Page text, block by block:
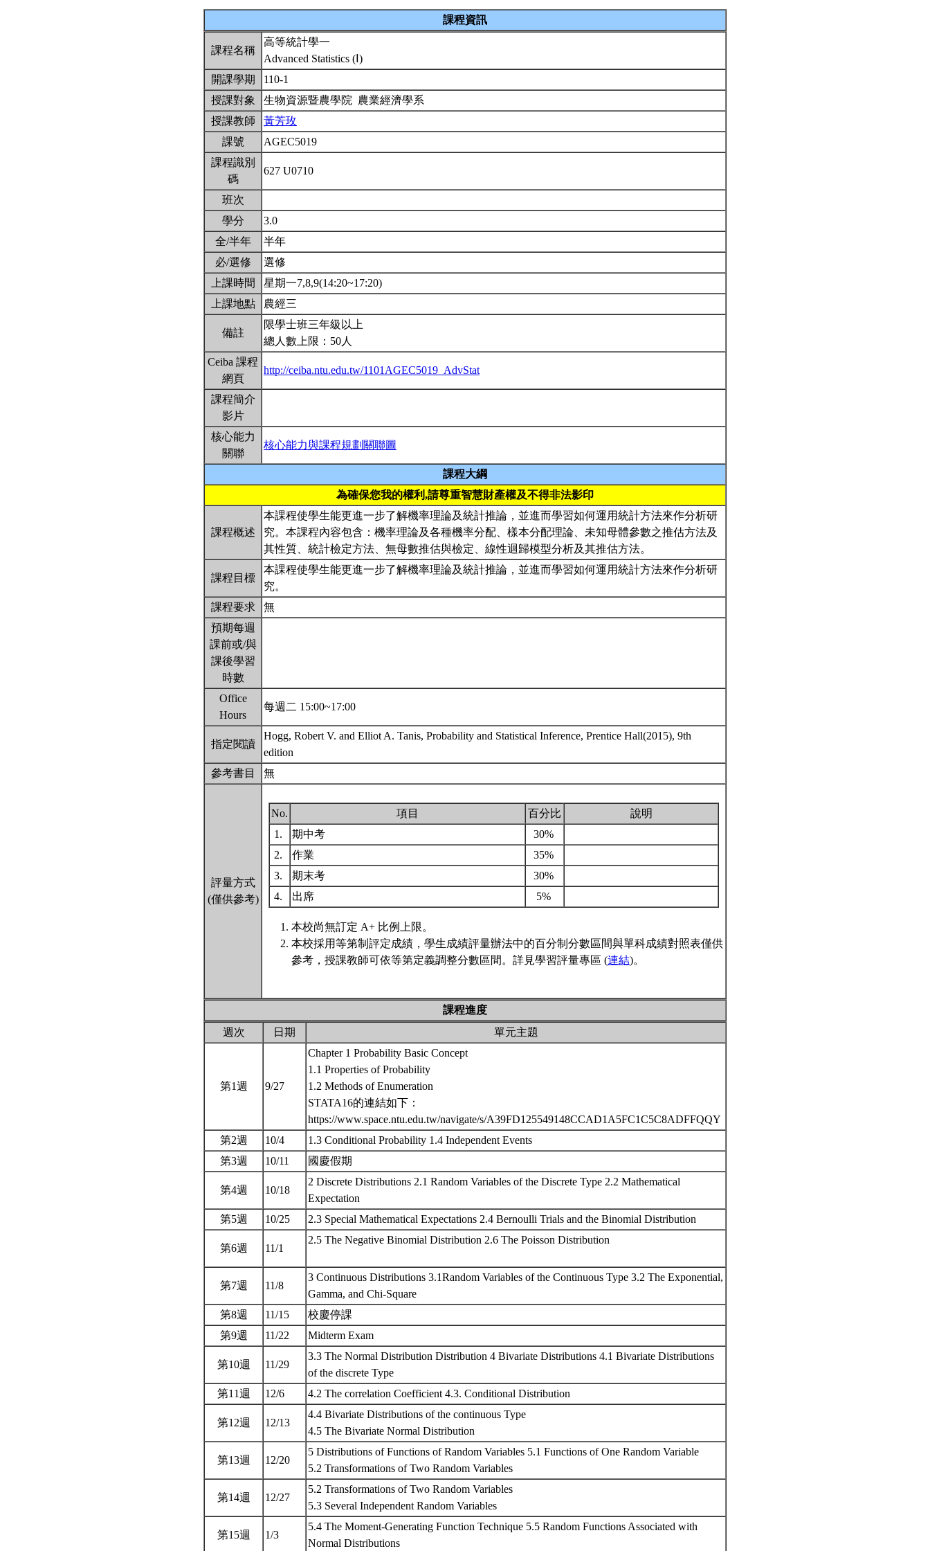
課程資訊
課程名稱
高等統計學一
Advanced Statistics (Ⅰ)
開課學期
110-1
授課對象
生物資源暨農學院 農業經濟學系
授課教師
黃芳玫
課號
AGEC5019
課程識別
碼
627 U0710
班次
學分
3.0
全/半年
半年
必/選修
選修
上課時間
星期一7,8,9(14:20~17:20)
上課地點
農經三
備註
限學士班三年級以上
總人數上限：50人
Ceiba 課程
網頁
http://ceiba.ntu.edu.tw/1101AGEC5019_AdvStat
課程簡介
影片
核心能力
關聯
核心能力與課程規劃關聯圖
課程大綱
為確保您我的權利,請尊重智慧財產權及不得非法影印
課程概述
本課程使學生能更進一步了解機率理論及統計推論，並進而學習如何運用統計方法來作分析研
究。本課程內容包含：機率理論及各種機率分配、樣本分配理論、未知母體參數之推估方法及
其性質、統計檢定方法、無母數推估與檢定、線性迴歸模型分析及其推估方法。
課程目標
本課程使學生能更進一步了解機率理論及統計推論，並進而學習如何運用統計方法來作分析研
究。
課程要求
無
預期每週
課前或/與
課後學習
時數
Office
Hours
每週二 15:00~17:00
指定閱讀
Hogg, Robert V. and Elliot A. Tanis, Probability and Statistical Inference, Prentice Hall(2015), 9th
edition
參考書目
無
評量方式
(僅供參考)
No. 項目 百分比
說明
1.
期中考
30%
2.
作業
35%
3.
期末考
30%
4.
出席 5%
本校尚無訂定 A+ 比例上限。
本校採用等第制評定成績，學生成績評量辦法中的百分制分數區間與單科成績對照表僅供
參考，授課教師可依等第定義調整分數區間。詳見學習評量專區 (連結)。
課程進度
週次
日期 單元主題
第1週 9/27
Chapter 1 Probability Basic Concept
1.1 Properties of Probability
1.2 Methods of Enumeration
STATA16的連結如下：
https://www.space.ntu.edu.tw/navigate/s/A39FD125549148CCAD1A5FC1C5C8ADFFQQY
第2週
10/4
1.3 Conditional Probability 1.4 Independent Events
第3週
10/11 國慶假期
第4週 10/18
2 Discrete Distributions 2.1 Random Variables of the Discrete Type 2.2 Mathematical
Expectation
第5週
10/25 2.3 Special Mathematical Expectations 2.4 Bernoulli Trials and the Binomial Distribution
第6週 11/1
2.5 The Negative Binomial Distribution 2.6 The Poisson Distribution
第7週 11/8
3 Continuous Distributions 3.1Random Variables of the Continuous Type 3.2 The Exponential,
Gamma, and Chi-Square
第8週
11/15
校慶停課
第9週
11/22 Midterm Exam
第10週 11/29
3.3 The Normal Distribution Distribution 4 Bivariate Distributions 4.1 Bivariate Distributions
of the discrete Type
第11週
12/6 4.2 The correlation Coefficient 4.3. Conditional Distribution
第12週 12/13
4.4 Bivariate Distributions of the continuous Type
4.5 The Bivariate Normal Distribution
第13週 12/20
5 Distributions of Functions of Random Variables 5.1 Functions of One Random Variable
5.2 Transformations of Two Random Variables
第14週 12/27
5.2 Transformations of Two Random Variables
5.3 Several Independent Random Variables
第15週 1/3
5.4 The Moment-Generating Function Technique 5.5 Random Functions Associated with
Normal Distributions